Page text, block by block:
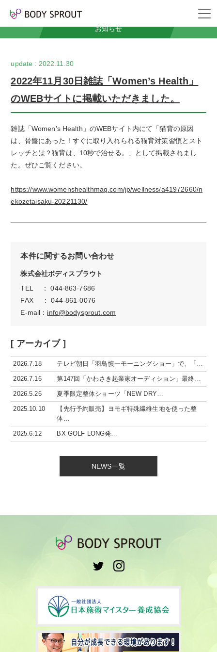
お知らせ
2022.11.30
2022年11月30日雑誌「Women’s Health」
のWEBサイトに掲載いただきました。
雑誌「Women’s Health」のWEBサイト内にて「猫背の原因
は、骨盤にあった！すぐに取り入れられる猫背対策習慣とスト
レッチとは？猫背は、10秒で治せる。」として掲載されまし
た。ぜひご覧ください。
https://www.womenshealthmag.com/jp/wellness/a41972660/n
ekozetaisaku-20221130/
本件に関するお問い合わせ
株式会社ボディスプラウト
TEL ： 044-863-7686
FAX ： 044-861-0076
E-mail： info@bodysprout.com
[ アーカイブ ]
2026.7.18 テレビ朝日「羽鳥慎一モーニングショー」で、「…
2026.7.16 第147回「かわさき起業家オーディション」最終…
2026.5.26 夏季限定整体ショーツ「NEW DRY…
2025.10.10
【先行予約販売】ヨモギ特殊繊維生地を使った整
体…
2025.6.12 BX GOLF LONG発…
NEWS一覧